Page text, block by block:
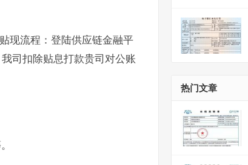
现流程：登陆供应链金融平
司扣除贴息打款贵司对公账
热门文章